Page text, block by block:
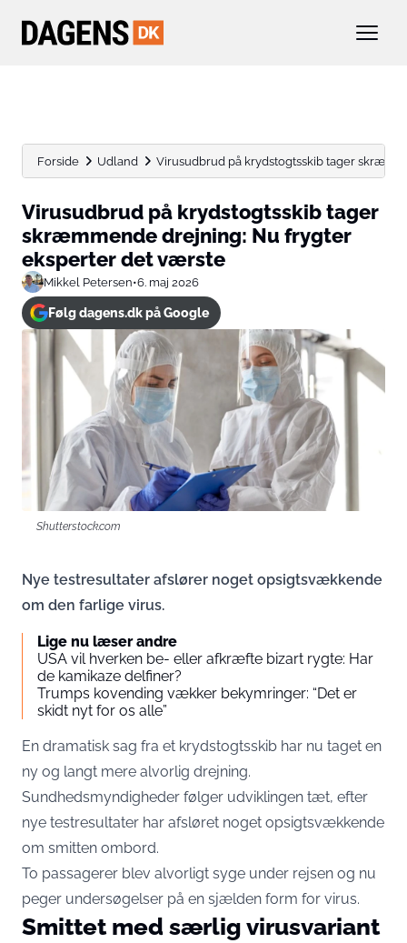
Forside Udland Virusudbrud på krydstogtsskib tager
Virusudbrud på krydstogtsskib tager
skræmmende drejning: Nu frygter
eksperter det værste
Mikkel Petersen•6. maj 2026
Følg dagens.dk på Google
Shutterstock.com
Nye testresultater afslører noget opsigtsvækkende
om den farlige virus.
Lige nu læser andre
USA vil hverken be- eller afkræfte bizart rygte: Har
de kamikaze delfiner?
Trumps kovending vækker bekymringer: “Det er
skidt nyt for os alle”
En dramatisk sag fra et krydstogtsskib har nu taget en
ny og langt mere alvorlig drejning.
Sundhedsmyndigheder følger udviklingen tæt, efter
nye testresultater har afsløret noget opsigtsvækkende
om smitten ombord.
To passagerer blev alvorligt syge under rejsen og nu
peger undersøgelser på en sjælden form for virus.
Smittet med særlig virusvariant